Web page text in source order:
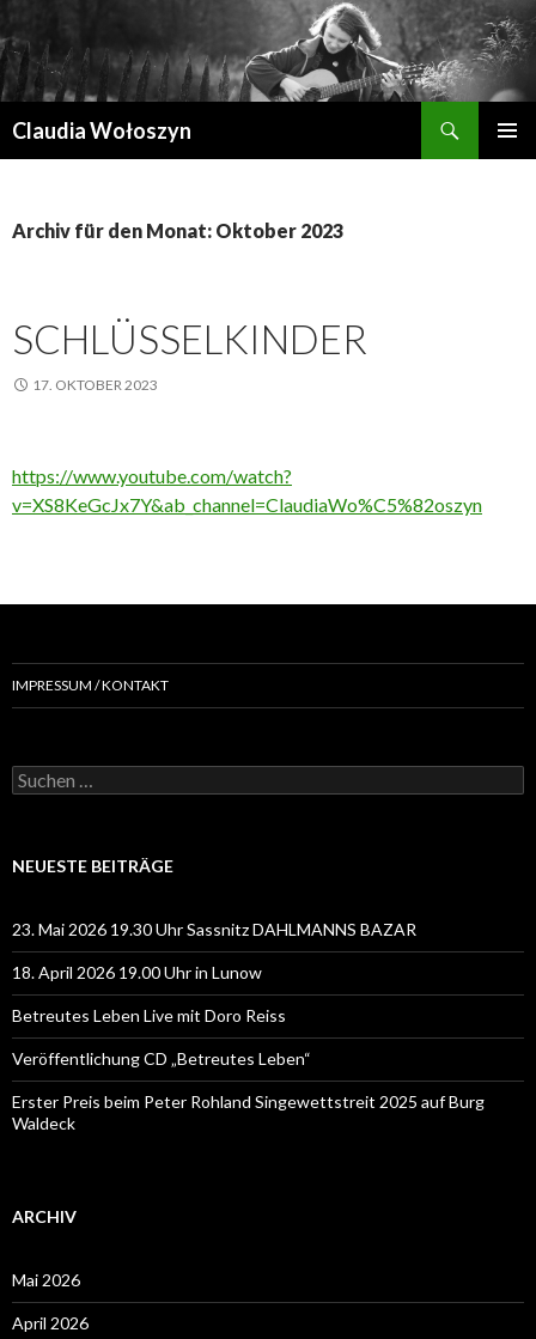
Claudia Wołoszyn
Archiv für den Monat: Oktober 2023
SCHLÜSSELKINDER
17. OKTOBER 2023
https://www.youtube.com/watch?
v=XS8KeGcJx7Y&ab_channel=ClaudiaWo%C5%82oszyn
IMPRESSUM / KONTAKT
Suchen
nach:
NEUESTE BEITRÄGE
23. Mai 2026 19.30 Uhr Sassnitz DAHLMANNS BAZAR
18. April 2026 19.00 Uhr in Lunow
Betreutes Leben Live mit Doro Reiss
Veröffentlichung CD „Betreutes Leben“
Erster Preis beim Peter Rohland Singewettstreit 2025 auf Burg
Waldeck
ARCHIV
Mai 2026
April 2026